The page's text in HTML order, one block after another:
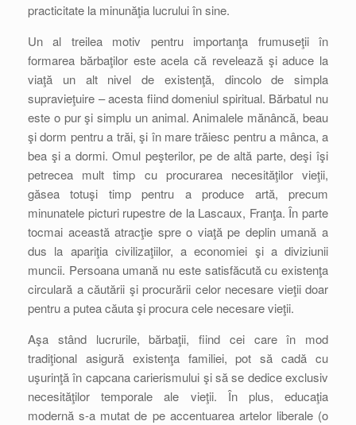
practicitate la minunăţia lucrului în sine.
Un al treilea motiv pentru importanţa frumuseţii în
formarea bărbaţilor este acela că revelează şi aduce la
viaţă un alt nivel de existenţă, dincolo de simpla
supravieţuire – acesta fiind domeniul spiritual. Bărbatul nu
este o pur şi simplu un animal. Animalele mănâncă, beau
şi dorm pentru a trăi, şi în mare trăiesc pentru a mânca, a
bea şi a dormi. Omul peşterilor, pe de altă parte, deşi îşi
petrecea mult timp cu procurarea necesităţilor vieţii,
găsea totuşi timp pentru a produce artă, precum
minunatele picturi rupestre de la Lascaux, Franţa. În parte
tocmai această atracţie spre o viaţă pe deplin umană a
dus la apariţia civilizaţiilor, a economiei şi a diviziunii
muncii. Persoana umană nu este satisfăcută cu existenţa
circulară a căutării şi procurării celor necesare vieţii doar
pentru a putea căuta şi procura cele necesare vieţii.
Aşa stând lucrurile, bărbaţii, fiind cei care în mod
tradiţional asigură existenţa familiei, pot să cadă cu
uşurinţă în capcana carierismului şi să se dedice exclusiv
necesităţilor temporale ale vieţii. În plus, educaţia
modernă s-a mutat de pe accentuarea artelor liberale (o